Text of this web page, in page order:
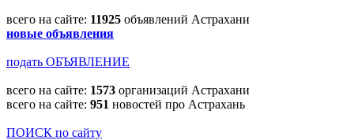
всего на сайте: 11925 объявлений Астрахани
новые объявления
подать ОБЪЯВЛЕНИЕ
всего на сайте: 1573 организаций Астрахани
всего на сайте: 951 новостей про Астрахань
ПОИСК по сайту